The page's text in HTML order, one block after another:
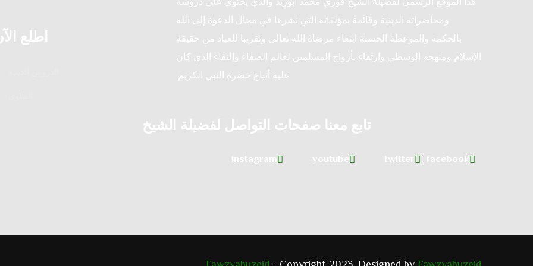
ومحاضراته الدينية وقائمة بمؤلفاته التي نشرها في مجال الدعوة إلى الله
بالحكمة والموعظة الحسنة ابتغاء مرضاة الله تعالى وتقريبا للعباد من حقيقة
الإسلام ومنهجه الوسطي وارتقاء بأرواح المسلمين لعالم الصفاء والنقاء الذي كان
عليه أتباع حضرة النبي الكريم.
تابع معنا صفحات التواصل لفضيلة الشيخ
facebook
twitter
youtube
instagram
اطلع